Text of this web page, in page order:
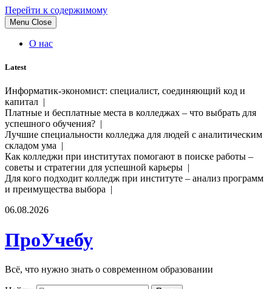
Перейти к содержимому
Menu Close
О нас
Latest
Информатик-экономист: специалист, соединяющий код и
капитал |
Платные и бесплатные места в колледжах – что выбрать для
успешного обучения? |
Лучшие специальности колледжа для людей с аналитическим
складом ума |
Как колледжи при институтах помогают в поиске работы –
советы и стратегии для успешной карьеры |
Для кого подходит колледж при институте – анализ программ
и преимущества выбора |
06.08.2026
ПроУчебу
Всё, что нужно знать о современном образовании